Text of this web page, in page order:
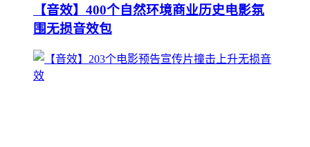
【音效】400个自然环境商业历史电影氛
围无损音效包